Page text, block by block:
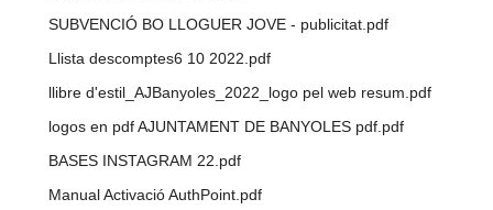
SUBVENCIÓ BO LLOGUER JOVE - publicitat.pdf
Llista descomptes6 10 2022.pdf
llibre d'estil_AJBanyoles_2022_logo pel web resum.pdf
logos en pdf AJUNTAMENT DE BANYOLES pdf.pdf
BASES INSTAGRAM 22.pdf
Manual Activació AuthPoint.pdf